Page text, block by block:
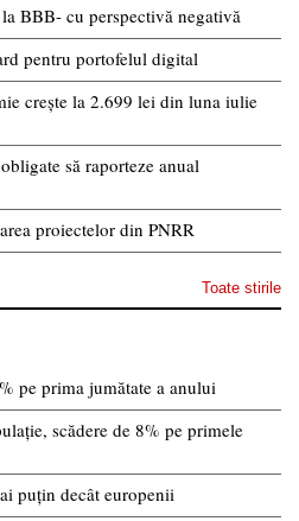
BBB- cu perspectivă negativă
pentru portofelul digital
crește la 2.699 lei din luna iulie
să raporteze anual
proiectelor din PNRR
Toate stirile
pe prima jumătate a anului
scădere de 8% pe primele
puțin decât europenii